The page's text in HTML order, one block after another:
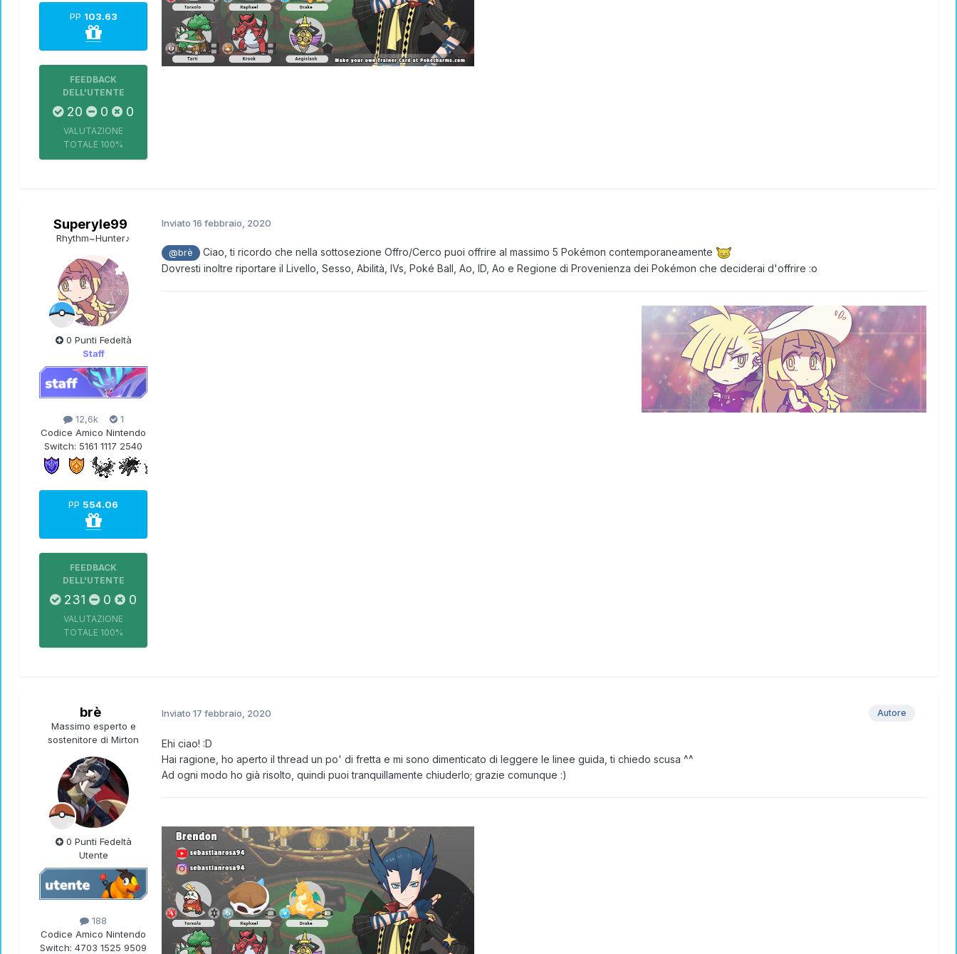
PP 103.63
FEEDBACK
DELL'UTENTE
20 0 0
VALUTAZIONE
TOTALE 100%
Superyle99
Rhythm~Hunter♪
0 Punti Fedeltà
Staff
12,6k
1
Codice Amico Nintendo
Switch: 5161 1117 2540
PP 554.06
FEEDBACK
DELL'UTENTE
231 0 0
VALUTAZIONE
TOTALE 100%
Inviato 16 febbraio, 2020
@brè
Ciao, ti ricordo che nella sottosezione Offro/Cerco puoi offrire al massimo 5 Pokémon contemporaneamente
Dovresti inoltre riportare il Livello, Sesso, Abilità, IVs, Poké Ball, Ao, ID, Ao e Regione di Provenienza dei Pokémon che deciderai d'offrire :o
brè
Massimo esperto e
sostenitore di Mirton
0 Punti Fedeltà
Utente
188
Codice Amico Nintendo
Switch: 4703 1525 9509
Autore
Inviato 17 febbraio, 2020
Ehi ciao! :D
Hai ragione, ho aperto il thread un po' di fretta e mi sono dimenticato di leggere le linee guida, ti chiedo scusa ^^
Ad ogni modo ho già risolto, quindi puoi tranquillamente chiuderlo; grazie comunque :)